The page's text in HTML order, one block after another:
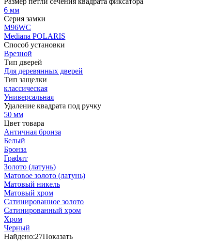
6 мм
Серия замки
M96WC
Mediana POLARIS
Способ установки
Врезной
Тип дверей
Для деревянных дверей
Тип защелки
классическая
Универсальная
Удаление квадрата под ручку
50 мм
Цвет товара
Античная бронза
Белый
Бронза
Графит
Золото (латунь)
Матовое золото (латунь)
Матовый никель
Матовый хром
Сатинированное золото
Сатинированный хром
Хром
Черный
Найдено:27Показать